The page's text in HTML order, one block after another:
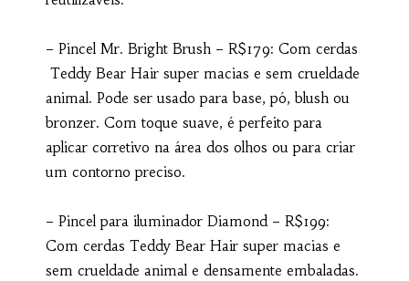
– Pincel Mr. Bright Brush – R$179: Com cerdas
Teddy Bear Hair super macias e sem crueldade
animal. Pode ser usado para base, pó, blush ou
bronzer. Com toque suave, é perfeito para
aplicar corretivo na área dos olhos ou para criar
um contorno preciso.
– Pincel para iluminador Diamond – R$199:
Com cerdas Teddy Bear Hair super macias e
sem crueldade animal e densamente embaladas.